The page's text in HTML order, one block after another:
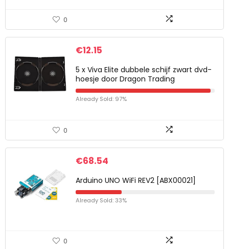
0
€12.15
5 x Viva Elite dubbele schijf zwart dvd-
hoesje door Dragon Trading
Already Sold: 97%
0
€68.54
Arduino UNO WiFi REV2 [ABX00021]
Already Sold: 33%
0